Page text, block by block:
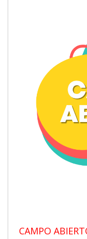
CAMPO